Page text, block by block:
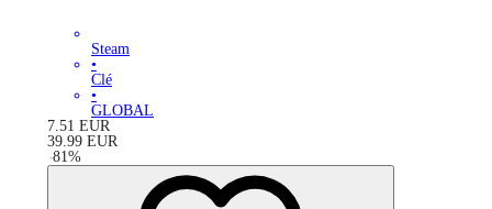
Steam
•
Clé
•
GLOBAL
7.51 EUR
39.99 EUR
-81 %